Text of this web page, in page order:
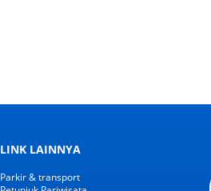
LINK LAINNYA
Parkir & transport